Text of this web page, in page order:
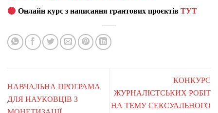
Онлайн курс з написання грантових проєктівТУТ
НАВЧАЛЬНА ПРОГРАМА
ДЛЯ НАУКОВЦІВ З
КОНКУРС
ЖУРНАЛІСТСЬКИХ РОБІТ
НА ТЕМУ СЕКСУАЛЬНОГО